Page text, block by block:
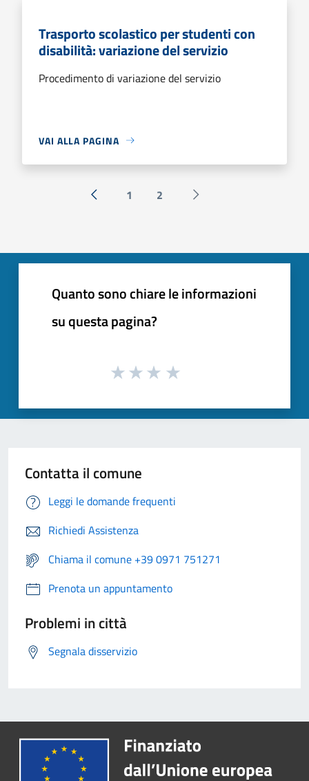
Trasporto scolastico per studenti con
disabilità: variazione del servizio
Procedimento di variazione del servizio
VAI ALLA PAGINA
« Precedente
1 2 Successiva »
Quanto sono chiare le informazioni
su questa pagina?
Contatta il comune
Leggi le domande frequenti
Richiedi Assistenza
Chiama il comune +39 0971 751271
Prenota un appuntamento
Problemi in città
Segnala disservizio